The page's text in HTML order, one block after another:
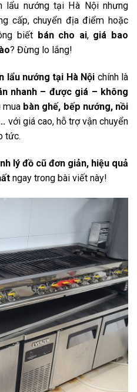
lẩu nướng tại Hà Nội nhưng
cấp, chuyển địa điểm hoặc
biết bán cho ai, giá bao
? Đừng lo lắng!
lẩu nướng tại Hà Nội chính là
nhanh – được giá – không
mua bàn ghế, bếp nướng, nồi
với giá cao, hỗ trợ vận chuyển
tức.
lý đồ cũ đơn giản, hiệu quả
ngay trong bài viết này!